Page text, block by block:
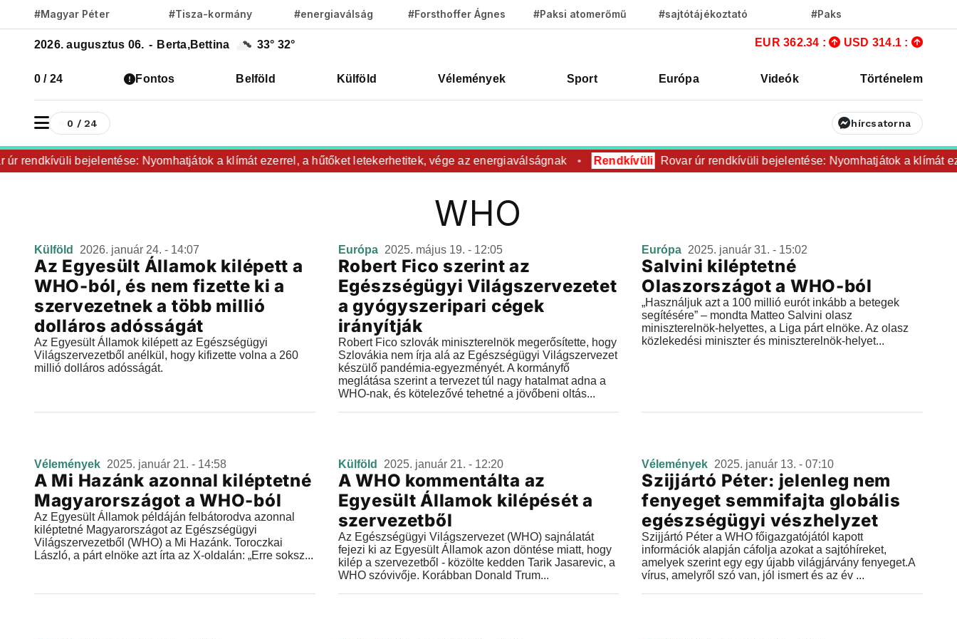
#Magyar Péter #Tisza-kormány #energiaválság #Forsthoffer Ágnes #Paksi atomerőmű #sajtótájékoztató #Paks
2026. augusztus 06. - Berta,Bettina 33° 32° EUR 362.34 : USD 314.1 :
0 / 24 Fontos Belföld Külföld Vélemények Sport Európa Videók Történelem
0 / 24 hírcsatorna
rendkívüli bejelentése: Nyomhatjátok a klímát ezerrel, a hűtőket letekerhetitek, vége az energiaválságnak Rendkívüli Rovar úr rendkívüli bejelentése: Nyomhatjátok a klímát
WHO
Külföld 2026. január 24. - 14:07
Az Egyesült Államok kilépett a
WHO-ból, és nem fizette ki a
szervezetnek a több millió
dolláros adósságát
Az Egyesült Államok kilépett az Egészségügyi
Világszervezetből anélkül, hogy kifizette volna a 260
millió dolláros adósságát.
Európa 2025. május 19. - 12:05
Robert Fico szerint az
Egészségügyi Világszervezetet
a gyógyszeripari cégek
irányítják
Robert Fico szlovák miniszterelnök megerősítette, hogy
Szlovákia nem írja alá az Egészségügyi Világszervezet
készülő pandémia-egyezményét. A kormányfő
meglátása szerint a tervezet túl nagy hatalmat adna a
WHO-nak, és kötelezővé tehetné a jövőbeni oltás...
Európa 2025. január 31. - 15:02
Salvini kiléptetné
Olaszországot a WHO-ból
„Használjuk azt a 100 millió eurót inkább a betegek
segítésére” – mondta Matteo Salvini olasz
miniszterelnök-helyettes, a Liga párt elnöke. Az olasz
közlekedési miniszter és miniszterelnök-helyet...
Vélemények 2025. január 21. - 14:58
A Mi Hazánk azonnal kiléptetné
Magyarországot a WHO-ból
Az Egyesült Államok példáján felbátorodva azonnal
kiléptetné Magyarországot az Egészségügyi
Világszervezetből (WHO) a Mi Hazánk. Toroczkai
László, a párt elnöke azt írta az X-oldalán: „Erre soksz...
Külföld 2025. január 21. - 12:20
A WHO kommentálta az
Egyesült Államok kilépését a
szervezetből
Az Egészségügyi Világszervezet (WHO) sajnálatát
fejezi ki az Egyesült Államok azon döntése miatt, hogy
kilép a szervezetből - közölte kedden Tarik Jasarevic, a
WHO szóvivője. Korábban Donald Trum...
Vélemények 2025. január 13. - 07:10
Szijjártó Péter: jelenleg nem
fenyeget semmifajta globális
egészségügyi vészhelyzet
Szijjártó Péter a WHO főigazgatójától kapott
információk alapján cáfolja azokat a sajtóhíreket,
amelyek szerint egy egy újabb világjárvány fenyeget.A
vírus, amelyről szó van, jól ismert és az év ...